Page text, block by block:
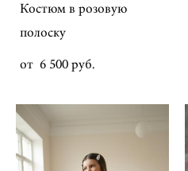
Костюм в розовую
полоску
от 6 500 pуб.